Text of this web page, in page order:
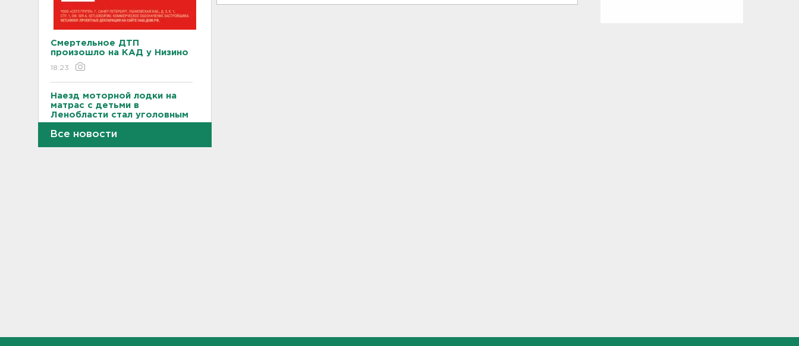
Смертельное ДТП
произошло на КАД у Низино
18:23
Наезд моторной лодки на
матрас с детьми в
Ленобласти стал уголовным
делом
кампании-2026
Все новости